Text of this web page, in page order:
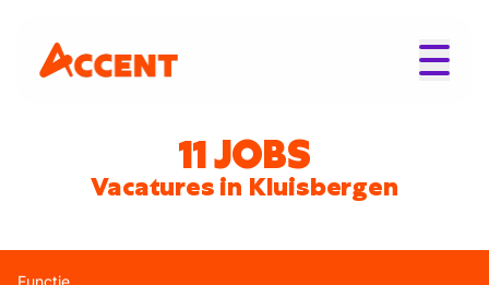
11 JOBS
Vacatures in Kluisbergen
Functie